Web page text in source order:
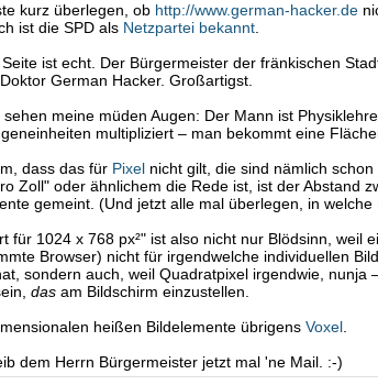
kurz überlegen, ob http://www.german-hacker.de
ist die SPD als Netzpartei bekannt.
ist echt. Der Bürgermeister der fränkischen
German Hacker. Großartigst.
sehen meine müden Augen: Der Mann ist
multipliziert – man bekommt eine
dass das für Pixel nicht gilt, die sind nämlich
Zoll" oder ähnlichem die Rede ist, ist der Abstand
gemeint. (Und jetzt alle mal überlegen, in welche
für 1024 x 768 px²" ist also nicht nur Blödsinn, weil
Browser) nicht für irgendwelche individuellen
sondern auch, weil Quadratpixel irgendwie,
das am Bildschirm einzustellen.
heißen Bildelemente übrigensVoxel.
dem Herrn Bürgermeister jetzt mal 'ne Mail. :-)